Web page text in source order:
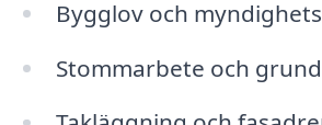
Bygglov och
Stommarbete och